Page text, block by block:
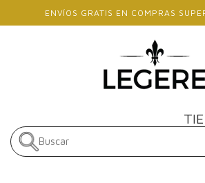
Skip to main content
ENVÍOS GRATIS EN COMPRAS